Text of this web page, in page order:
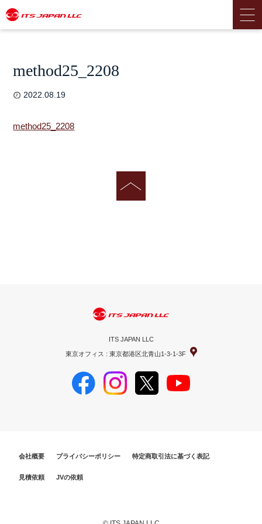
method25_2208
2022.08.19
method25_2208
ITS JAPAN LLC
東京オフィス : 東京都港区北青山1-3-1-3F
会社概要 プライバシーポリシー 特定商取引法に基づく表記
見積依頼 JVの依頼